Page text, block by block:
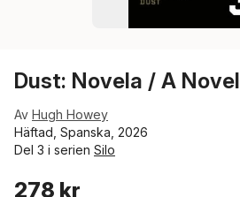
Dust: Novela / A Novel
Av Hugh Howey
Häftad, Spanska, 2026
Del 3 i serien Silo
278 kr